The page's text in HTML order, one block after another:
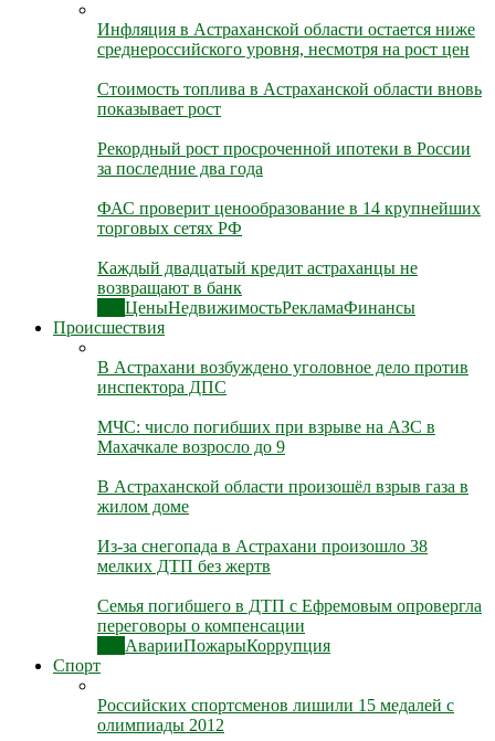
Инфляция в Астраханской области остается ниже
среднероссийского уровня, несмотря на рост цен
Стоимость топлива в Астраханской области вновь
показывает рост
Рекордный рост просроченной ипотеки в России
за последние два года
ФАС проверит ценообразование в 14 крупнейших
торговых сетях РФ
Каждый двадцатый кредит астраханцы не
возвращают в банк
ЦеныНедвижимостьРекламаФинансы
Происшествия
В Астрахани возбуждено уголовное дело против
инспектора ДПС
МЧС: число погибших при взрыве на АЗС в
Махачкале возросло до 9
В Астраханской области произошёл взрыв газа в
жилом доме
Из-за снегопада в Астрахани произошло 38
мелких ДТП без жертв
Семья погибшего в ДТП с Ефремовым опровергла
переговоры о компенсации
АварииПожарыКоррупция
Спорт
Российских спортсменов лишили 15 медалей с
олимпиады 2012